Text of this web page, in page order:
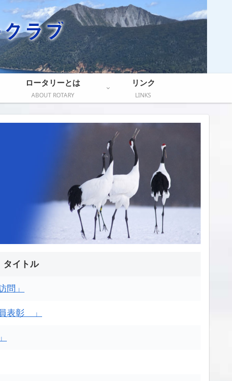
ロータリーとは
ABOUT ROTARY
リンク
LINKS
タイトル
」
表彰 」